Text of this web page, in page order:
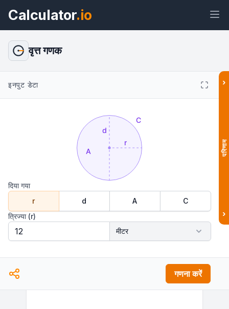
Calculator.io
पूर्वावलोकन वृत्त कैलकुलेटर: क्षेत्रफल, परिधि
और सूत्र विजेट
वृत्त गणक
इनपुट डेटा
दिया गया
r
d A
C
त्रिज्या (r)
गणना करें
›
परिणाम
›